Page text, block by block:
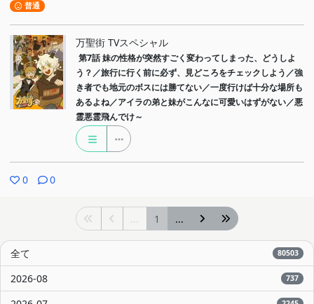
普通
万聖街 TVスペシャル
第7話 妹の性格が突然すごく変わってしまった、どうしよ
う？／旅行に行く前に必ず、見どころをチェックしよう／強
き者でも地元のボスには勝てない／一度行けば十分な場所も
あるよね／アイラの弟と妹がこんなに可愛いはずがない／悪
霊悪霊飛んでけ～
0 0
... 1 ...
全て 80503
2026-08 737